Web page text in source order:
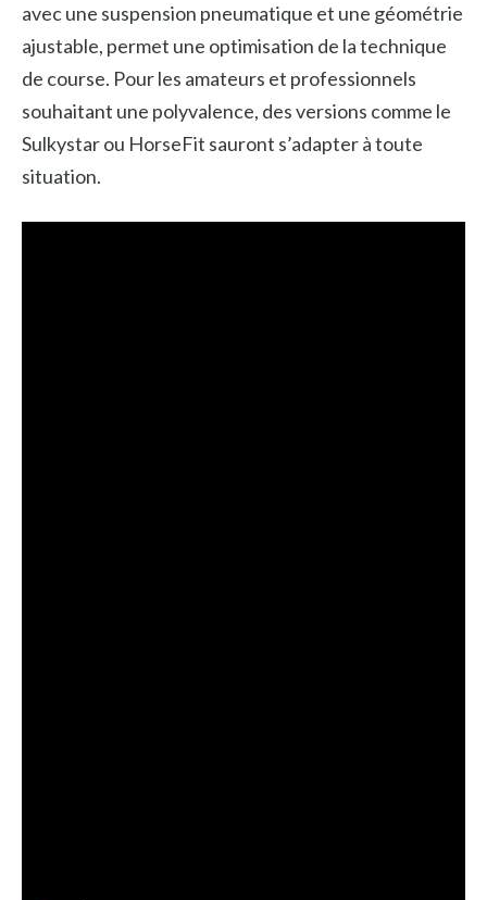
avec une suspension pneumatique et une géométrie
ajustable, permet une optimisation de la technique
de course. Pour les amateurs et professionnels
souhaitant une polyvalence, des versions comme le
Sulkystar ou HorseFit sauront s’adapter à toute
situation.